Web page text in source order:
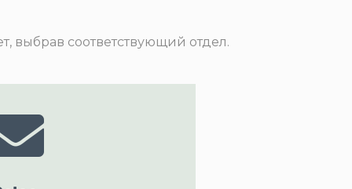
выбрав соответствующий отдел.